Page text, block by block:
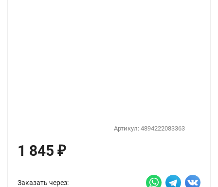
Артикул: 4894222083363
1 845 ₽
Заказать через: